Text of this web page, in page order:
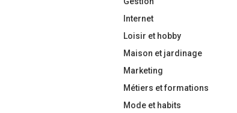
Internet
Loisir et hobby
Maison et jardinage
Marketing
Métiers et formations
Mode et habits